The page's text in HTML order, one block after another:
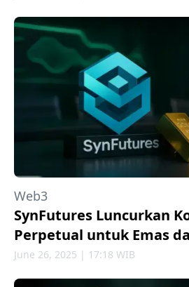
Web3
SynFutures Luncurkan
Perpetual untuk Emas
June 26, 2025 | 17:18 WIB